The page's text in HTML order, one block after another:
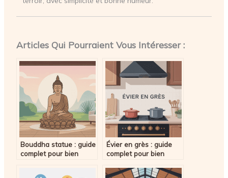
Articles Qui Pourraient Vous Intéresser :
Bouddha statue : guide
complet pour bien
Évier en grès : guide
complet pour bien
erreurs